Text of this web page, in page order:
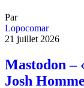
Par
Lopocomar
21 juillet 2026
Mastodon –
Josh